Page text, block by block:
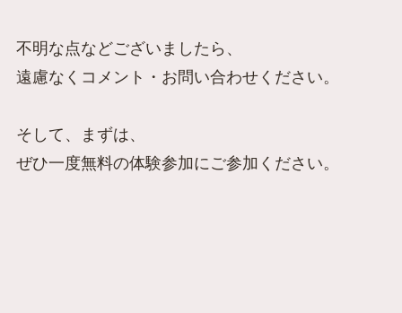
不明な点などございましたら、
遠慮なくコメント・お問い合わせください。
そして、まずは、
ぜひ一度無料の体験参加にご参加ください。